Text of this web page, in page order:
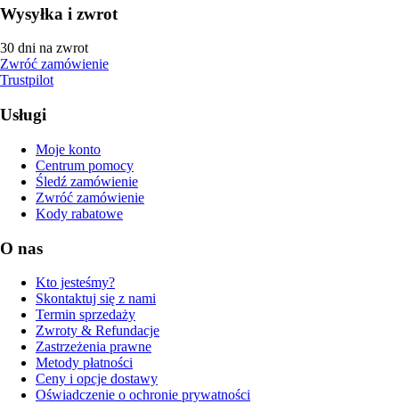
Wysyłka i zwrot
30 dni na zwrot
Zwróć zamówienie
Trustpilot
Usługi
Moje konto
Centrum pomocy
Śledź zamówienie
Zwróć zamówienie
Kody rabatowe
O nas
Kto jesteśmy?
Skontaktuj się z nami
Termin sprzedaży
Zwroty & Refundacje
Zastrzeżenia prawne
Metody płatności
Ceny i opcje dostawy
Oświadczenie o ochronie prywatności